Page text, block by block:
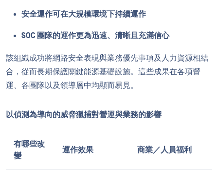
安全運作可在大規模環境下持續運作
SOC 團隊的運作更為迅速、清晰且充滿信心
該組織成功將網路安全表現與業務優先事項及人力資源相結
合，從而長期保護關鍵能源基礎設施。這些成果在各項營
運、各團隊以及領導層中均顯而易見。
以偵測為導向的威脅獵捕對營運與業務的影響
有哪些改
變
運作效果 商業／人員福利